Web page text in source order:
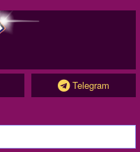
Telegram